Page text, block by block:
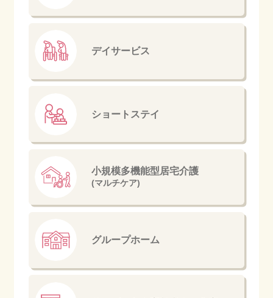
デイサービス
ショートステイ
小規模多機能型居宅介護
(マルチケア)
グループホーム